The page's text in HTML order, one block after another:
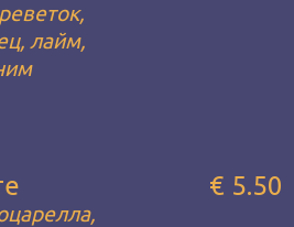
лайм,
€ 5.50